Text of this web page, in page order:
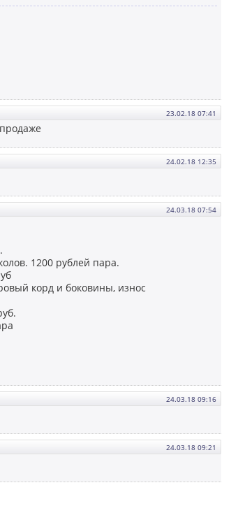
23.02.18 07:41
24.02.18 12:35
24.03.18 07:54
1200 рублей пара.
корд и боковины, износ
24.03.18 09:16
24.03.18 09:21